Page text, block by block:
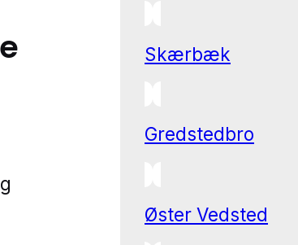
Skærbæk
Gredstedbro
Øster Vedsted